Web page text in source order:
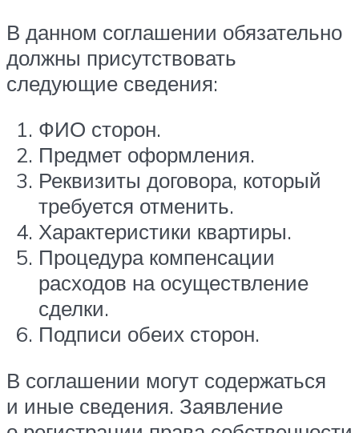
В данном соглашении обязательно
должны присутствовать
следующие сведения:
ФИО сторон.
Предмет оформления.
Реквизиты договора, который
требуется отменить.
Характеристики квартиры.
Процедура компенсации
расходов на осуществление
сделки.
Подписи обеих сторон.
В соглашении могут содержаться
и иные сведения. Заявление